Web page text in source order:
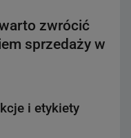
zwrócić
sprzedaży w
i etykiety